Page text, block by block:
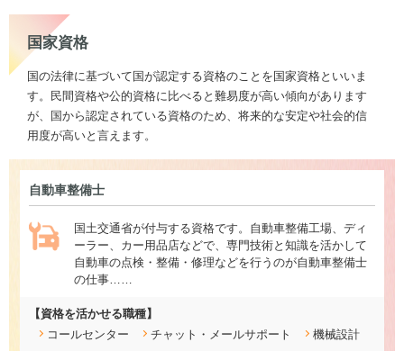
国家資格
国の法律に基づいて国が認定する資格のことを国家資格といいま
す。民間資格や公的資格に比べると難易度が高い傾向があります
が、国から認定されている資格のため、将来的な安定や社会的信
用度が高いと言えます。
自動車整備士
国土交通省が付与する資格です。自動車整備工場、ディ
ーラー、カー用品店などで、専門技術と知識を活かして
自動車の点検・整備・修理などを行うのが自動車整備士
の仕事……
【資格を活かせる職種】
コールセンター
チャット・メールサポート 機械設計